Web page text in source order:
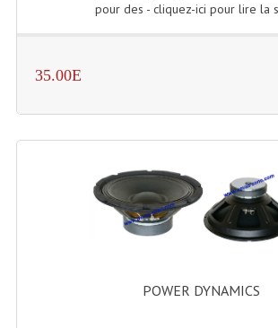
Lecteurs Double Cd Mixage
Lecteurs Double Cd MP3
Lecteurs Lasers Simple Et Mp3
Minidisc
pour des - cliquez-ici pour lire la
35.00E
POWER DYNAMICS